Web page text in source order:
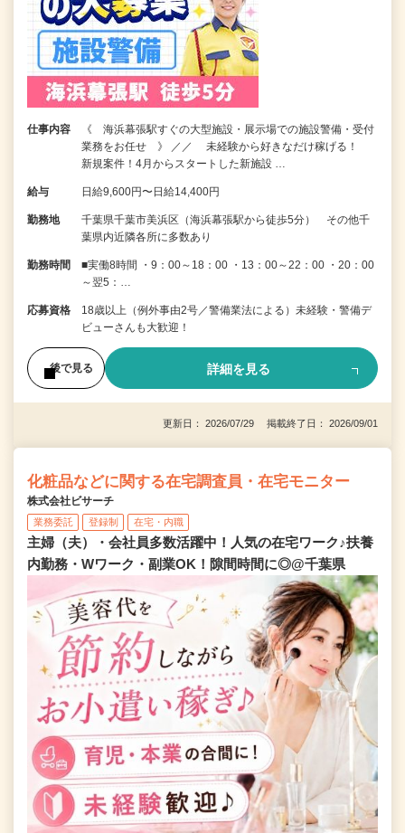
仕事内容
《 海浜幕張駅すぐの大型施設・展示場での施設警備・受付
業務をお任せ 》 ／／ 未経験から好きなだけ稼げる！
新規案件！4月からスタートした新施設 …
給与 日給9,600円〜日給14,400円
勤務地
千葉県千葉市美浜区（海浜幕張駅から徒歩5分） その他千
葉県内近隣各所に多数あり
勤務時間
■実働8時間 ・9：00～18：00 ・13：00～22：00 ・20：00
～翌5：…
応募資格
18歳以上（例外事由2号／警備業法による）未経験・警備デ
ビューさんも大歓迎！
後で見る 詳細を見る
更新日： 2026/07/29 掲載終了日： 2026/09/01
化粧品などに関する在宅調査員・在宅モニター
株式会社ビサーチ
業務委託 登録制 在宅・内職
主婦（夫）・会社員多数活躍中！人気の在宅ワーク♪扶養
内勤務・Wワーク・副業OK！隙間時間に◎@千葉県